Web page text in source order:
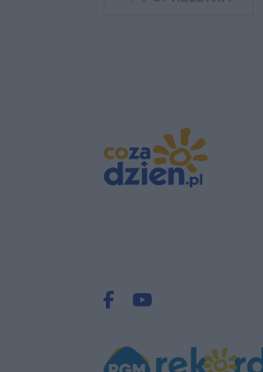
Facebook.com
Youtube.com